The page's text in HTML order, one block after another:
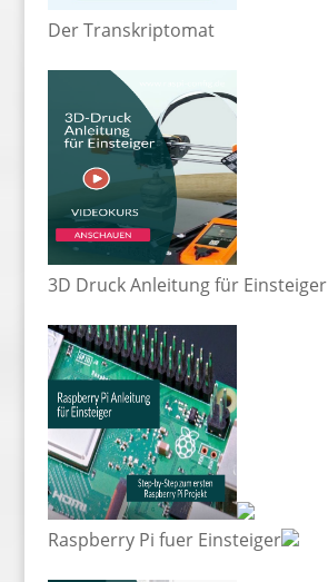
Der Transkriptomat
3D Druck Anleitung für Einsteiger
Raspberry Pi fuer Einsteiger